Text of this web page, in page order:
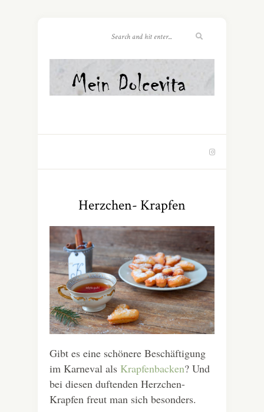
Herzchen- Krapfen
Gibt es eine schönere Beschäftigung
im Karneval als Krapfenbacken? Und
bei diesen duftenden Herzchen-
Krapfen freut man sich besonders.